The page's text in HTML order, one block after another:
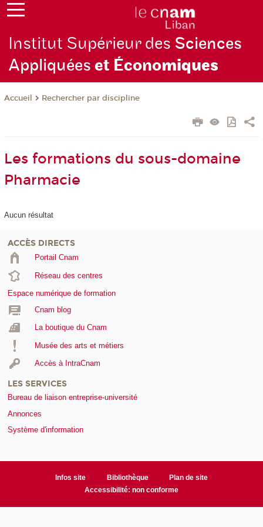
Institut Supérieur des Sciences
Appliquéeset Économiques
Accueil Rechercher par discipline
Les formations du sous-domaine
Pharmacie
Aucun résultat
ACCÈS DIRECTS
Portail Cnam
Réseau des centres
Espace numérique de formation
Cnam blog
La boutique du Cnam
Musée des arts et métiers
Accès à IntraCnam
LES SERVICES
Bureau de liaison entreprise-université
Annonces
Système d'information
Infos site Bibliothèque
Plan de site
Accessibilité: non conforme